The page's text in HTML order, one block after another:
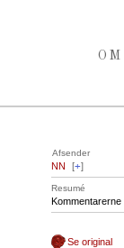
Afsender
NN [+]
Resumé
Kommentarerne
Se original